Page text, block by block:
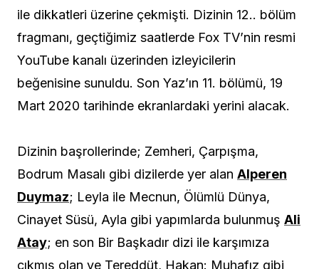
ile dikkatleri üzerine çekmişti. Dizinin 12.. bölüm
fragmanı, geçtiğimiz saatlerde Fox TV’nin resmi
YouTube kanalı üzerinden izleyicilerin
beğenisine sunuldu. Son Yaz’ın 11. bölümü, 19
Mart 2020 tarihinde ekranlardaki yerini alacak.
Dizinin başrollerinde; Zemheri, Çarpışma,
Bodrum Masalı gibi dizilerde yer alan Alperen
Duymaz; Leyla ile Mecnun, Ölümlü Dünya,
Cinayet Süsü, Ayla gibi yapımlarda bulunmuş Ali
Atay; en son Bir Başkadır dizi ile karşımıza
çıkmış olan ve Tereddüt, Hakan: Muhafız gibi